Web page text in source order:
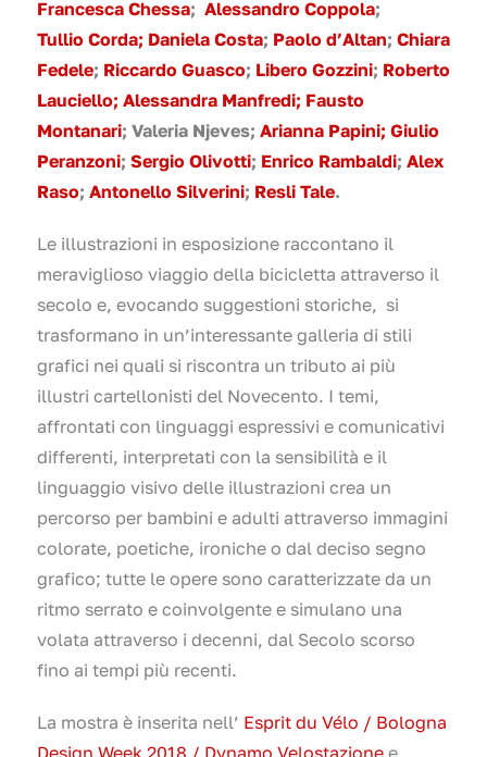
Francesca Chessa; Alessandro Coppola;
Tullio Corda; Daniela Costa; Paolo d’Altan; Chiara
Fedele; Riccardo Guasco; Libero Gozzini; Roberto
Lauciello; Alessandra Manfredi; Fausto
Montanari; Valeria Njeves; Arianna Papini; Giulio
Peranzoni; Sergio Olivotti; Enrico Rambaldi; Alex
Raso; Antonello Silverini; Resli Tale.
Le illustrazioni in esposizione raccontano il
meraviglioso viaggio della bicicletta attraverso il
secolo e, evocando suggestioni storiche, si
trasformano in un’interessante galleria di stili
grafici nei quali si riscontra un tributo ai più
illustri cartellonisti del Novecento. I temi,
affrontati con linguaggi espressivi e comunicativi
differenti, interpretati con la sensibilità e il
linguaggio visivo delle illustrazioni crea un
percorso per bambini e adulti attraverso immagini
colorate, poetiche, ironiche o dal deciso segno
grafico; tutte le opere sono caratterizzate da un
ritmo serrato e coinvolgente e simulano una
volata attraverso i decenni, dal Secolo scorso
fino ai tempi più recenti.
La mostra è inserita nell’ Esprit du Vélo / Bologna